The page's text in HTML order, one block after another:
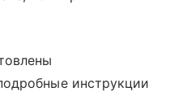
инструкции